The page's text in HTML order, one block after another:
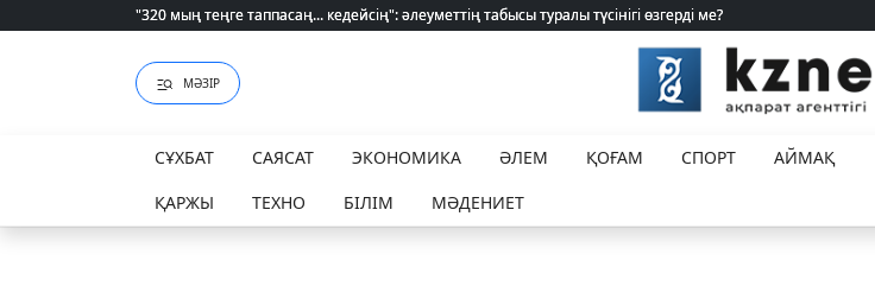
Қайрат Боранбаев лауазымды қызметке тағайындалды
МӘЗІР
СҰХБАТ САЯСАТ ЭКОНОМИКА ӘЛЕМ ҚОҒАМ СПОРТ
АЙМАҚ
ҚАРЖЫ
ТЕХНО БІЛІМ МӘДЕНИЕТ